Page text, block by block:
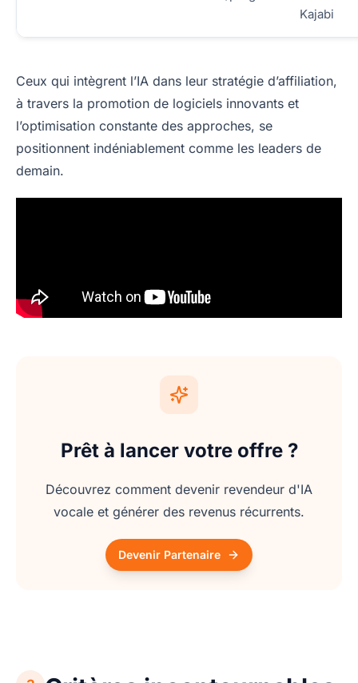
Kajabi
Ceux qui intègrent l’IA dans leur stratégie d’affiliation,
à travers la promotion de logiciels innovants et
l’optimisation constante des approches, se
positionnent indéniablement comme les leaders de
demain.
Prêt à lancer votre offre ?
Découvrez comment devenir revendeur d'IA
vocale et générer des revenus récurrents.
Devenir Partenaire